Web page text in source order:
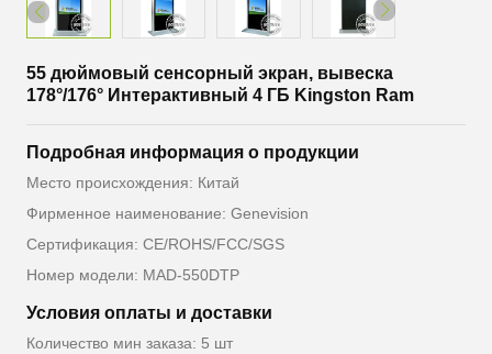
55 дюймовый сенсорный экран, вывеска
178°/176° Интерактивный 4 ГБ Kingston Ram
Подробная информация о продукции
Место происхождения: Китай
Фирменное наименование: Genevision
Сертификация: CE/ROHS/FCC/SGS
Номер модели: MAD-550DTP
Условия оплаты и доставки
Количество мин заказа: 5 шт